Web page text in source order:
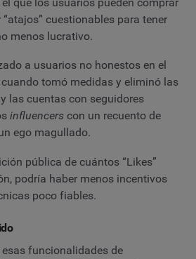
cuestionables para tener
menos lucrativo.
a usuarios no honestos en el
tomó medidas y eliminó las
las cuentas con seguidores
influencers con un recuento de
ego magullado.
pública de cuántos “Likes”
podría haber menos incentivos
poco fiables.
funcionalidades de